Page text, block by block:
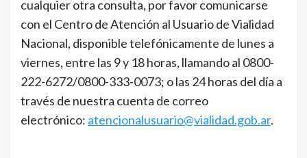
cualquier otra consulta, por favor comunicarse
con el Centro de Atención al Usuario de Vialidad
Nacional, disponible telefónicamente de lunes a
viernes, entre las 9 y 18 horas, llamando al 0800-
222-6272/0800-333-0073; o las 24 horas del día a
través de nuestra cuenta de correo
electrónico: atencionalusuario@vialidad.gob.ar.